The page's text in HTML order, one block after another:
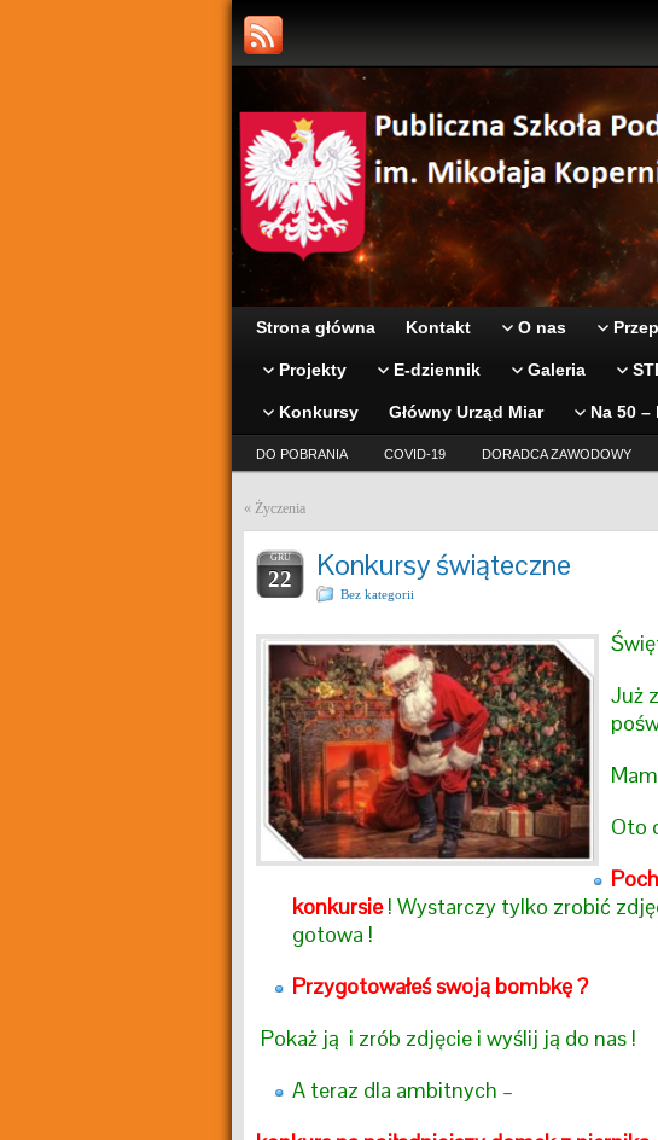
Strona główna Kontakt O nas
Projekty E-dziennik Galeria
Konkursy Główny Urząd Miar Na 50 –
DO POBRANIA COVID-19 DORADCA ZAWODOWY
« Życzenia
GRU
22 Konkursy świąteczne
Bez kategorii
Już
Oto
konkursie! Wystarczy tylko zrobić
gotowa !
Przygotowałeś swoją bombkę ?
Pokaż ją i zrób zdjęcie i wyślij ją do nas !
A teraz dla ambitnych –